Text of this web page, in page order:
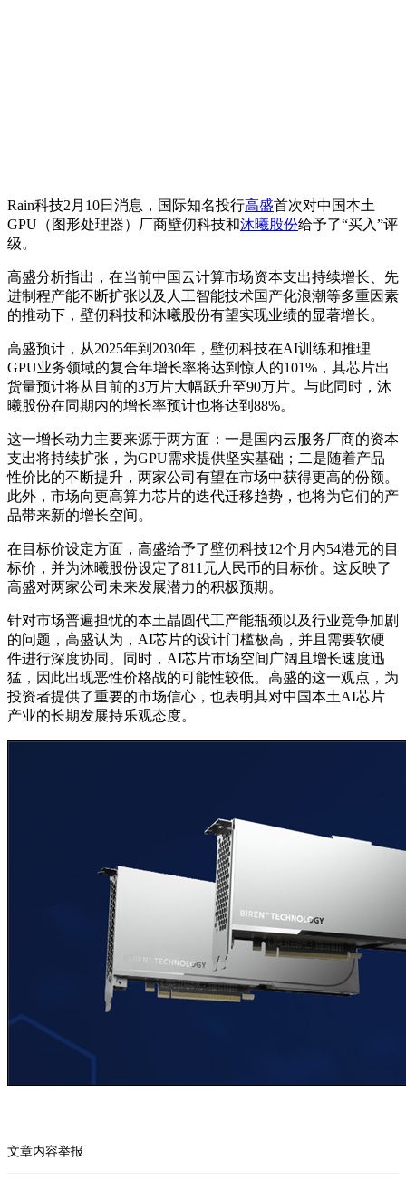
Rain科技2月10日消息，国际知名投行高盛首次对中国本土
GPU（图形处理器）厂商壁仞科技和沐曦股份给予了“买入”评
级。
高盛分析指出，在当前中国云计算市场资本支出持续增长、先
进制程产能不断扩张以及人工智能技术国产化浪潮等多重因素
的推动下，壁仞科技和沐曦股份有望实现业绩的显著增长。
高盛预计，从2025年到2030年，壁仞科技在AI训练和推理
GPU业务领域的复合年增长率将达到惊人的101%，其芯片出
货量预计将从目前的3万片大幅跃升至90万片。与此同时，沐
曦股份在同期内的增长率预计也将达到88%。
这一增长动力主要来源于两方面：一是国内云服务厂商的资本
支出将持续扩张，为GPU需求提供坚实基础；二是随着产品
性价比的不断提升，两家公司有望在市场中获得更高的份额。
此外，市场向更高算力芯片的迭代迁移趋势，也将为它们的产
品带来新的增长空间。
在目标价设定方面，高盛给予了壁仞科技12个月内54港元的目
标价，并为沐曦股份设定了811元人民币的目标价。这反映了
高盛对两家公司未来发展潜力的积极预期。
针对市场普遍担忧的本土晶圆代工产能瓶颈以及行业竞争加剧
的问题，高盛认为，AI芯片的设计门槛极高，并且需要软硬
件进行深度协同。同时，AI芯片市场空间广阔且增长速度迅
猛，因此出现恶性价格战的可能性较低。高盛的这一观点，为
投资者提供了重要的市场信心，也表明其对中国本土AI芯片
产业的长期发展持乐观态度。
文章内容举报